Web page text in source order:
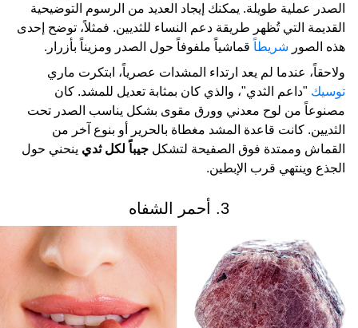
الصدر عملية طويلة. يمكنك إيجاد العديد من الرسوم التوضيحية
القديمة التي تُظهر طريقة دعم النساء للثديين. فمثلاً، توضح إحدى
هذه الصور شريطاً قماشياً ملفوفاً حول الصدر ومزيناً بأزرار.
ولاحقاً، عندما لم يعد ارتداء المشدات عصرياً، ابتكرت ماري
توسيك "داعم الثدي"، والذي كان بمثابة تعديل للمشد. كان
مصنوعاً من لوح معدني وورق مقوى بشكل يناسب الصدر تحت
الثديين. كانت قاعدة المشد مغطاة بالحرير أو بنوع آخر من
القماش وممتدة فوق الصفيحة لتشكل جيباً لكل ثدي ينحني حول
الجذع وينتهي قرب الإبطين.
3. أحمر الشفاه